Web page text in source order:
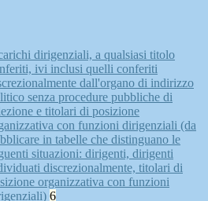
dirigenziali, a qualsiasi titolo
ivi inclusi quelli conferiti
dall'organo di indirizzo
senza procedure pubbliche di
e titolari di posizione
con funzioni dirigenziali (da
in tabelle che distinguano le
situazioni: dirigenti, dirigenti
discrezionalmente, titolari di
organizzativa con funzioni
6